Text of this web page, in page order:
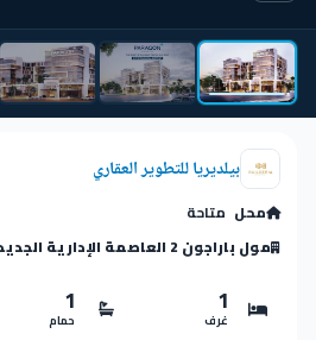
بيلديريا للتطوير العقاري
محل متاحة
1
غرف
1
حمام